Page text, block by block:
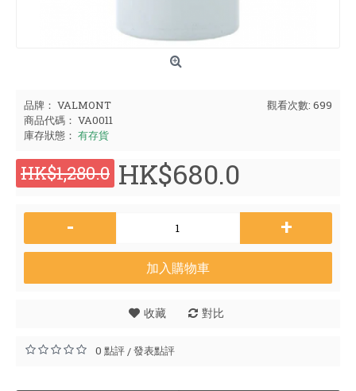
觀看次數: 699
品牌： VALMONT
商品代碼： VA0011
庫存狀態： 有存貨
HK$1,280.0 HK$680.0
- +
加入購物車
收藏 對比
0 點評/發表點評